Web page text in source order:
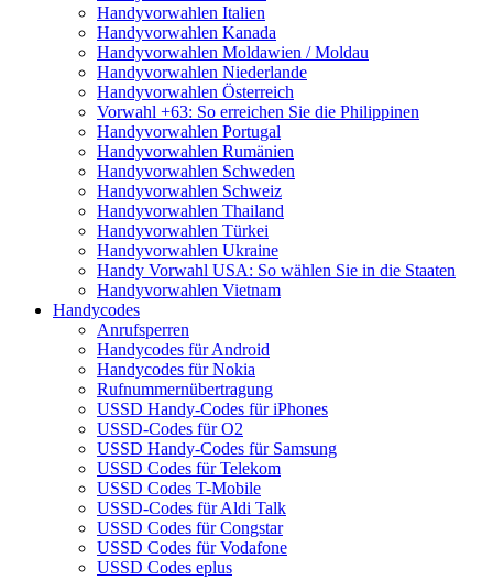
Handyvorwahlen Italien
Handyvorwahlen Kanada
Handyvorwahlen Moldawien / Moldau
Handyvorwahlen Niederlande
Handyvorwahlen Österreich
Vorwahl +63: So erreichen Sie die Philippinen
Handyvorwahlen Portugal
Handyvorwahlen Rumänien
Handyvorwahlen Schweden
Handyvorwahlen Schweiz
Handyvorwahlen Thailand
Handyvorwahlen Türkei
Handyvorwahlen Ukraine
Handy Vorwahl USA: So wählen Sie in die Staaten
Handyvorwahlen Vietnam
Handycodes
Anrufsperren
Handycodes für Android
Handycodes für Nokia
Rufnummernübertragung
USSD Handy-Codes für iPhones
USSD-Codes für O2
USSD Handy-Codes für Samsung
USSD Codes für Telekom
USSD Codes T-Mobile
USSD-Codes für Aldi Talk
USSD Codes für Congstar
USSD Codes für Vodafone
USSD Codes eplus